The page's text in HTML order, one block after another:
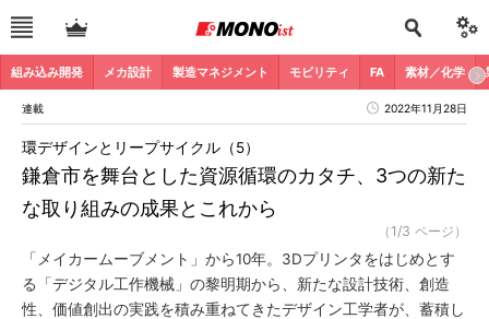
組み込み開発 メカ設計 製造マネジメント モビリティ FA 素材／化学
連載 2022年11月28日
鎌倉市を舞台とした資源循環のカタチ、3つの新た
な取り組みの成果とこれから
環デザインとリープサイクル（5）
（1/3 ページ）
「メイカームーブメント」から10年。3Dプリンタをはじめとす
る「デジタル工作機械」の黎明期から、新たな設計技術、創造
性、価値創出の実践を積み重ねてきたデザイン工学者が、蓄積し